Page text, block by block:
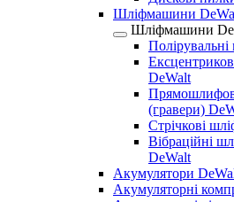
Шліфмашини
Шліфмашини
DeWalt
(гравери)
Стрічкові
Вібраційні
DeWalt
Акумулятори
Акумуляторні